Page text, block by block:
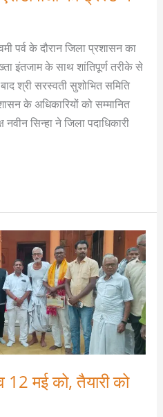
पर्व के दौरान जिला प्रशासन का
इंतजाम के साथ शांतिपूर्ण तरीके से
श्री सरस्वती सुशोभित समिति
के अधिकारियों को सम्मानित
सिन्हा ने जिला पदाधिकारी
12 मई को, तैयारी को